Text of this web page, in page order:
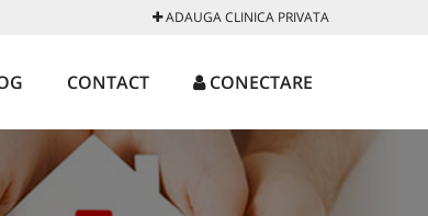
ADAUGA CLINICA PRIVATA
CONTACT CONECTARE